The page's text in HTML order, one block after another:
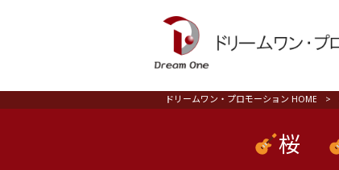
ドリームワン・プロモーション HOME >
桜